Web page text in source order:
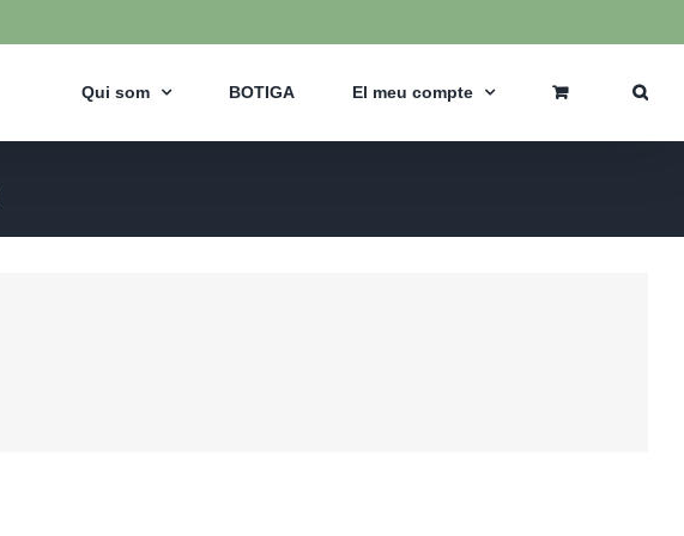
Qui som BOTIGA El meu compte